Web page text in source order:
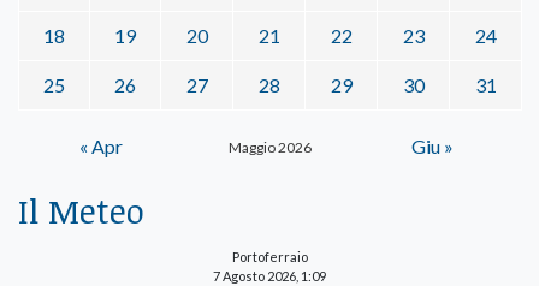
Maggio 2026
18 19 20 21 22 23 24
25 26 27 28 29 30 31
« Apr Giu »
Il Meteo
Portoferraio
7 Agosto 2026, 1:09